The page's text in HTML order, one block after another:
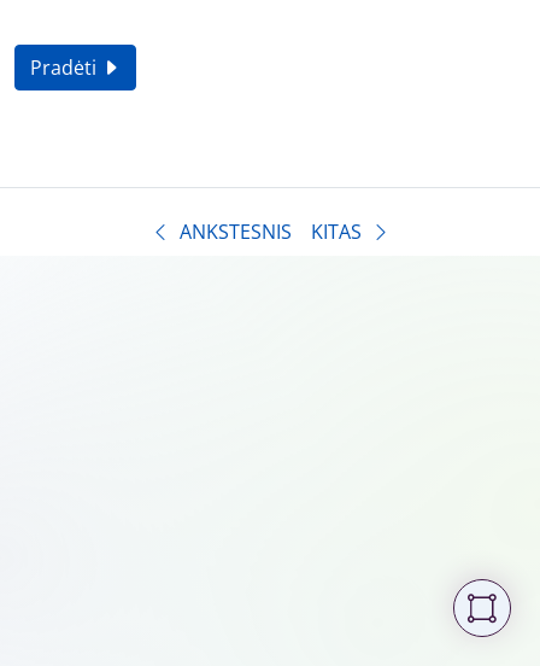
Pradėti
ANKSTESNIS KITAS